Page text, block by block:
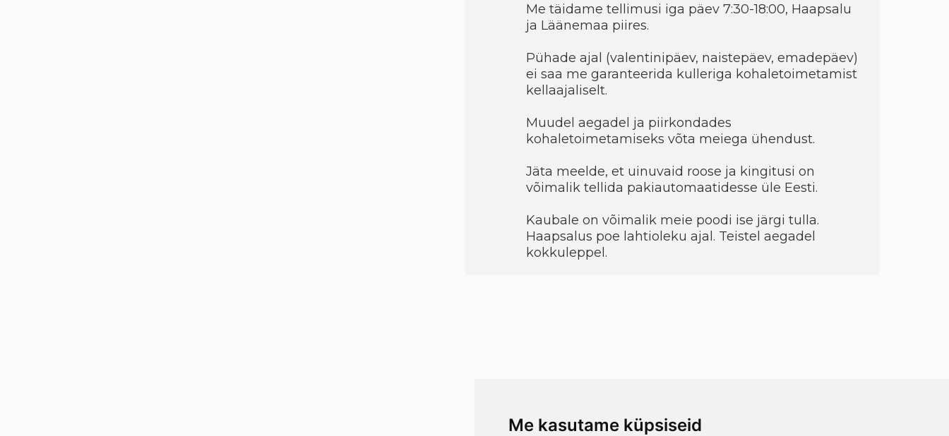
Me kasutame küpsiseid
Me täidame tellimusi iga päev 7:30-18:00, Haapsalu
ja Läänemaa piires.
Pühade ajal (valentinipäev, naistepäev, emadepäev)
ei saa me garanteerida kulleriga kohaletoimetamist
kellaajaliselt.
Muudel aegadel ja piirkondades
kohaletoimetamiseks võta meiega ühendust.
Jäta meelde, et uinuvaid roose ja kingitusi on
võimalik tellida pakiautomaatidesse üle Eesti.
Kaubale on võimalik meie poodi ise järgi tulla.
Haapsalus poe lahtioleku ajal. Teistel aegadel
kokkuleppel.